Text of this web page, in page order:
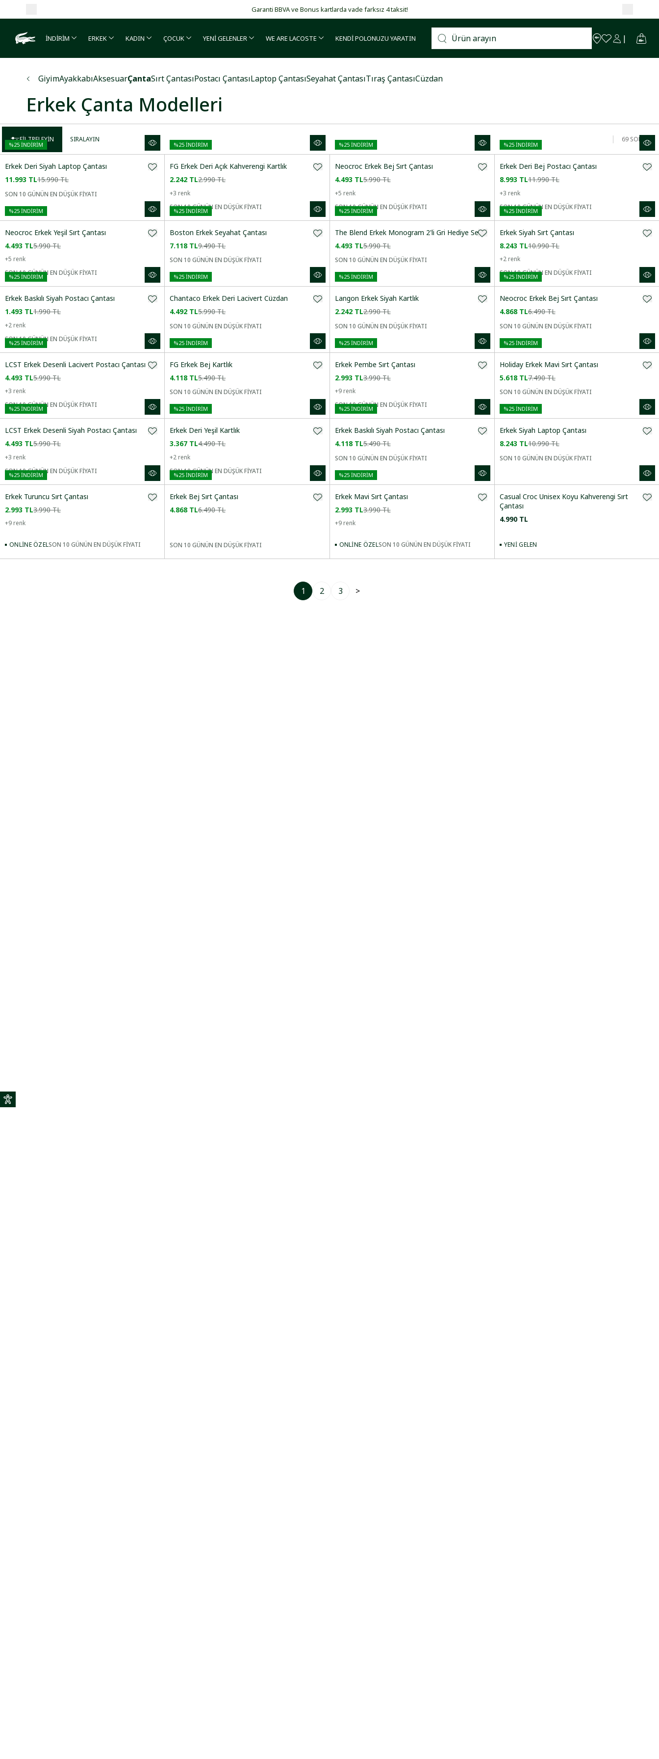
Mağazadan Teslimat seçeneği ile ücretsiz kargo ayrıcalığından yararlanın.
İNDİRİM ERKEK KADIN ÇOCUK YENİ GELENLER WE ARE LACOSTE KENDİ POLONUZU YARATIN
TÜM ERKEK ÇANTA SIRT ÇANTASI POSTACI ÇANTASI LAPTOP ÇANTASI CÜZDAN
GiyimAyakkabıAksesuarÇantaSırt ÇantasıPostacı ÇantasıLaptop ÇantasıSeyahat ÇantasıTıraş ÇantasıCüzdan
Erkek Çanta Modelleri
FILTRELEYIN SIRALAYIN 69 SONUÇ
Artan Fiyat
Azalan Fiyat
Yeni Gelenler
CINSIYET
KATEGORI
BEDEN
RENK
DESEN
%25 İNDİRİM
Erkek Deri Siyah Laptop Çantası
11.993 TL15.990 TL
SON 10 GÜNÜN EN DÜŞÜK FİYATI
%25 İNDİRİM
FG Erkek Deri Açık Kahverengi Kartlık
2.242 TL2.990 TL
+3 renk
SON 10 GÜNÜN EN DÜŞÜK FİYATI
%25İNDİRİM
Neocroc Erkek Bej Sırt Çantası
4.493 TL5.990 TL
+5 renk
SON 10 GÜNÜN EN DÜŞÜK FİYATI
%25İNDİRİM
Erkek Deri Bej Postacı Çantası
8.993 TL11.990 TL
+3 renk
SON 10 GÜNÜN EN DÜŞÜK FİYATI
%25 İNDİRİM
Neocroc Erkek Yeşil Sırt Çantası
4.493 TL5.990 TL
+5 renk
SON 10 GÜNÜN EN DÜŞÜK FİYATI
%25 İNDİRİM
Boston Erkek Seyahat Çantası
7.118 TL9.490 TL
SON 10 GÜNÜN EN DÜŞÜK FİYATI
%25İNDİRİM
The Blend Erkek Monogram 2'li Gri Hediye Seti
4.493 TL5.990 TL
SON 10 GÜNÜN EN DÜŞÜK FİYATI
%25İNDİRİM
Erkek Siyah Sırt Çantası
8.243 TL10.990 TL
+2 renk
SON 10 GÜNÜN EN DÜŞÜK FİYATI
%25 İNDİRİM
Erkek Baskılı Siyah Postacı Çantası
1.493 TL1.990 TL
+2 renk
SON 10 GÜNÜN EN DÜŞÜK FİYATI
%25 İNDİRİM
Chantaco Erkek Deri Lacivert Cüzdan
4.492 TL5.990 TL
SON 10 GÜNÜN EN DÜŞÜK FİYATI
%25İNDİRİM
Langon Erkek Siyah Kartlık
2.242 TL2.990 TL
SON 10 GÜNÜN EN DÜŞÜK FİYATI
%25İNDİRİM
Neocroc Erkek Bej Sırt Çantası
4.868 TL6.490 TL
SON 10 GÜNÜN EN DÜŞÜK FİYATI
%25 İNDİRİM
LCST Erkek Desenli Lacivert Postacı Çantası
4.493 TL5.990 TL
+3 renk
SON 10 GÜNÜN EN DÜŞÜK FİYATI
%25 İNDİRİM
FG Erkek Bej Kartlık
4.118 TL5.490 TL
SON 10 GÜNÜN EN DÜŞÜK FİYATI
%25İNDİRİM
Erkek Pembe Sırt Çantası
2.993 TL3.990 TL
+9 renk
SON 10 GÜNÜN EN DÜŞÜK FİYATI
%25İNDİRİM
Holiday Erkek Mavi Sırt Çantası
5.618 TL7.490 TL
SON 10 GÜNÜN EN DÜŞÜK FİYATI
%25 İNDİRİM
LCST Erkek Desenli Siyah Postacı Çantası
4.493 TL5.990 TL
+3 renk
SON 10 GÜNÜN EN DÜŞÜK FİYATI
%25 İNDİRİM
Erkek Deri Yeşil Kartlık
3.367 TL4.490 TL
+2 renk
SON 10 GÜNÜN EN DÜŞÜK FİYATI
%25İNDİRİM
Erkek Baskılı Siyah Postacı Çantası
4.118 TL5.490 TL
SON 10 GÜNÜN EN DÜŞÜK FİYATI
%25İNDİRİM
Erkek Siyah Laptop Çantası
8.243 TL10.990 TL
SON 10 GÜNÜN EN DÜŞÜK FİYATI
%25 İNDİRİM
Erkek Turuncu Sırt Çantası
2.993 TL3.990 TL
+9 renk
ONLINE ÖZELSON 10 GÜNÜN EN DÜŞÜK FİYATI
%25 İNDİRİM
Erkek Bej Sırt Çantası
4.868 TL6.490 TL
SON 10 GÜNÜN EN DÜŞÜK FİYATI
%25İNDİRİM
Erkek Mavi Sırt Çantası
2.993 TL3.990 TL
+9 renk
ONLINE ÖZELSON 10 GÜNÜN EN DÜŞÜK FİYATI
Casual Croc Unisex Koyu Kahverengi Sırt
Çantası
4.990 TL
YENI GELEN
1 2 3 >